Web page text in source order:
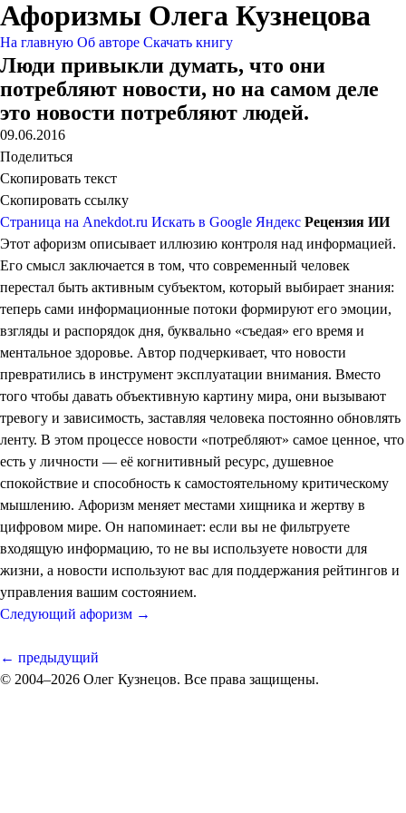
Афоризмы Олега Кузнецова
На главную Об авторе Скачать книгу
Люди привыкли думать, что они
потребляют новости, но на самом деле
это новости потребляют людей.
09.06.2016
Поделиться
Скопировать текст
Скопировать ссылку
Страница на Anekdot.ru Искать в Google Яндекс Рецензия ИИ
Этот афоризм описывает иллюзию контроля над информацией.
Его смысл заключается в том, что современный человек
перестал быть активным субъектом, который выбирает знания:
теперь сами информационные потоки формируют его эмоции,
взгляды и распорядок дня, буквально «съедая» его время и
ментальное здоровье. Автор подчеркивает, что новости
превратились в инструмент эксплуатации внимания. Вместо
того чтобы давать объективную картину мира, они вызывают
тревогу и зависимость, заставляя человека постоянно обновлять
ленту. В этом процессе новости «потребляют» самое ценное, что
есть у личности — её когнитивный ресурс, душевное
спокойствие и способность к самостоятельному критическому
мышлению. Афоризм меняет местами хищника и жертву в
цифровом мире. Он напоминает: если вы не фильтруете
входящую информацию, то не вы используете новости для
жизни, а новости используют вас для поддержания рейтингов и
управления вашим состоянием.
Следующий афоризм →
← предыдущий
© 2004–2026 Олег Кузнецов. Все права защищены.